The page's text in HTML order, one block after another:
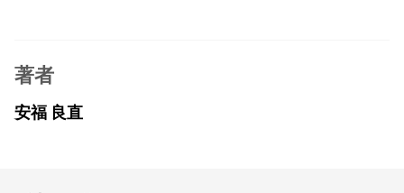
著者
安福 良直